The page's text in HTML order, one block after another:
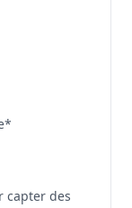
capter des